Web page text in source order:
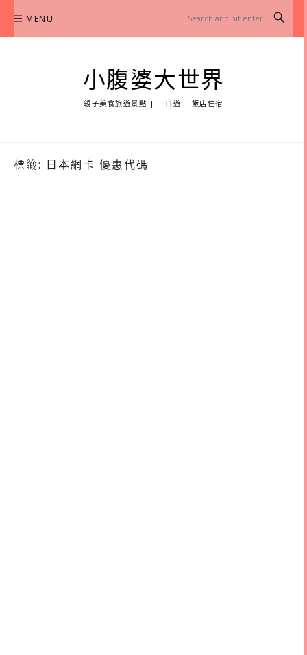
content
MENU
小腹婆大世界
親子美食旅遊景點 | 一日遊 | 飯店住宿
標籤: 日本網卡 優惠代碼